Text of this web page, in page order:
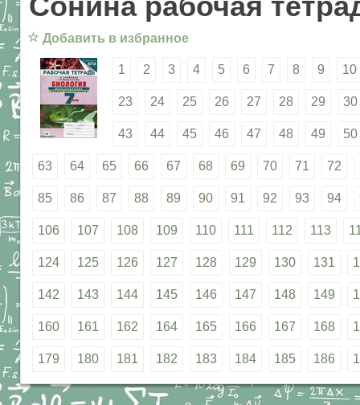
☆ Добавить в избранное
1 2 3 4 5 6 7 8 9 10
23 24 25 26 27 28 29 30
43 44 45 46 47 48 49 50
63 64 65 66 67 68 69 70 71 72
85 86 87 88 89 90 91 92 93 94
106 107 108 109 110 111 112 113
124 125 126 127 128 129 130 131
142 143 144 145 146 147 148 149
160 161 162 164 165 166 167 168
179 180 181 182 183 184 185 186